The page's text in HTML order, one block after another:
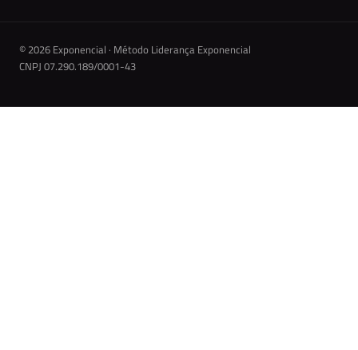
© 2026 Exponencial · Método Liderança Exponencial
CNPJ 07.290.189/0001-43